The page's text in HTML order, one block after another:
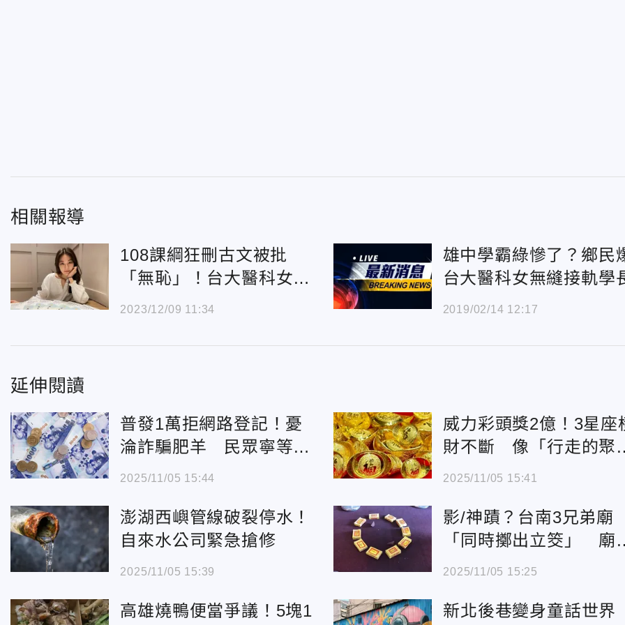
相關報導
108課綱狂刪古文被批
「無恥」！台大醫科女神
逆風：〈勸學〉是第一垃
2023/12/09 11:34
雄中學霸綠慘了？鄉民
台大醫科女無縫接軌學
2019/02/14 12:17
延伸閱讀
普發1萬拒網路登記！憂
淪詐騙肥羊 民眾寧等郵
局領現金
2025/11/05 15:44
威力彩頭獎2億！3星座
財不斷 像「行走的聚
盆」
2025/11/05 15:41
澎湖西嶼管線破裂停水！
自來水公司緊急搶修
2025/11/05 15:39
影/神蹟？台南3兄弟廟
「同時擲出立筊」 廟
方：好徵兆
2025/11/05 15:25
高雄燒鴨便當爭議！5塊1
新北後巷變身童話世